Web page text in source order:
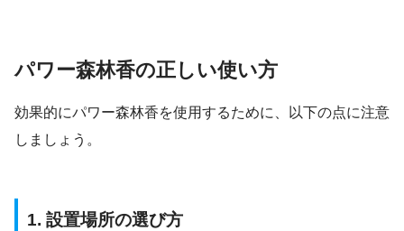
パワー森林香の正しい使い方
効果的にパワー森林香を使用するために、以下の点に注意
しましょう。
1. 設置場所の選び方